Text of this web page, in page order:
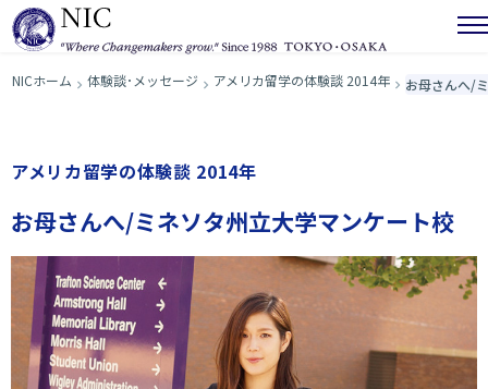
NICホーム 体験談･メッセージ アメリカ留学の体験談 2014年 お母さんへ/
アメリカ留学の体験談 2014年
お母さんへ/ミネソタ州立大学マンケート校